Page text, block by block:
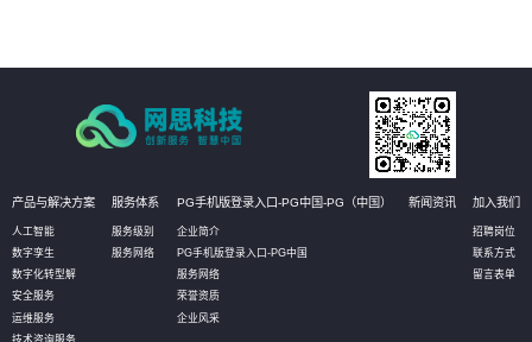
产品与解决方案
人工智能
数字孪生
数字化转型解
安全服务
运维服务
技术咨询服务
服务体系
服务级别
服务网络
PG手机版登录入口-PG中国-PG（中国）
企业简介
PG手机版登录入口-PG中国
服务网络
荣誉资质
企业风采
新闻资讯 加入我们
招聘岗位
联系方式
留言表单